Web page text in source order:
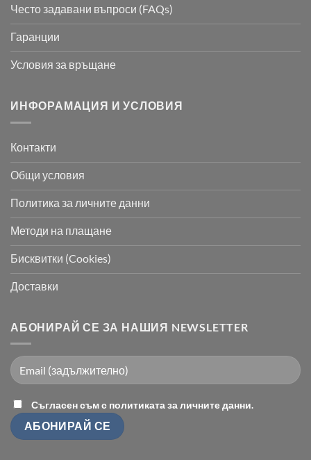
Често задавани въпроси (FAQs)
Гаранции
Условия за връщане
ИНФОРАМАЦИЯ И УСЛОВИЯ
Контакти
Общи условия
Политика за личните данни
Методи на плащане
Бисквитки (Cookies)
Доставки
АБОНИРАЙ СЕ ЗА НАШИЯ NEWSLETTER
Съгласен съм с политиката за личните данни.